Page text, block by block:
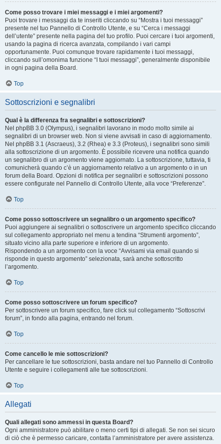
Come posso trovare i miei messaggi e i miei argomenti?
Puoi trovare i messaggi da te inseriti cliccando su “Mostra i tuoi messaggi”
presente nel tuo Pannello di Controllo Utente, e su “Cerca i messaggi
dell’utente” presente nella pagina del tuo profilo. Puoi cercare i tuoi argomenti,
usando la pagina di ricerca avanzata, compilando i vari campi
opportunamente. Puoi comunque trovare rapidamente i tuoi messaggi,
cliccando sull’omonima funzione “I tuoi messaggi”, generalmente disponibile
in ogni pagina della Board.
Top
Sottoscrizioni e segnalibri
Qual è la differenza fra segnalibri e sottoscrizioni?
Nel phpBB 3.0 (Olympus), i segnalibri lavorano in modo molto simile ai
segnalibri di un browser web. Non si viene avvisati in caso di aggiornamento.
Nel phpBB 3.1 (Ascraeus), 3.2 (Rhea) e 3.3 (Proteus), i segnalibri sono simili
alla sottoscrizione di un argomento. È possibile ricevere una notifica quando
un segnalibro di un argomento viene aggiornato. La sottoscrizione, tuttavia, ti
comunicherà quando c’è un aggiornamento relativo a un argomento o in un
forum della Board. Opzioni di notifica per segnalibri e sottoscrizioni possono
essere configurate nel Pannello di Controllo Utente, alla voce “Preferenze”.
Top
Come posso sottoscrivere un segnalibro o un argomento specifico?
Puoi aggiungere ai segnalibri o sottoscrivere un argomento specifico cliccando
sul collegamento appropriato nel menu a tendina “Strumenti argomento”,
situato vicino alla parte superiore e inferiore di un argomento.
Rispondendo a un argomento con la voce “Avvisami via email quando si
risponde in questo argomento” selezionata, sarà anche sottoscritto
l’argomento.
Top
Come posso sottoscrivere un forum specifico?
Per sottoscrivere un forum specifico, fare click sul collegamento “Sottoscrivi
forum”, in fondo alla pagina, entrando nel forum.
Top
Come cancello le mie sottoscrizioni?
Per cancellare le tue sottoscrizioni, basta andare nel tuo Pannello di Controllo
Utente e seguire i collegamenti alle tue sottoscrizioni.
Top
Allegati
Quali allegati sono ammessi in questa Board?
Ogni amministratore può abilitare o meno certi tipi di allegati. Se non sei sicuro
di ciò che è permesso caricare, contatta l’amministratore per avere assistenza.